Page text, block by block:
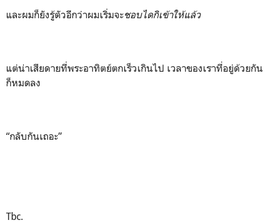
และผมก็ยังรู้ตัวอีกว่าผมเริ่มจะชอบไดกิเข้าให้แล้ว
แต่น่าเสียดายที่พระอาทิตย์ตกเร็วเกินไป เวลาของเราที่อยู่ด้วยกัน
ก็หมดลง
“กลับกันเถอะ”
Tbc.